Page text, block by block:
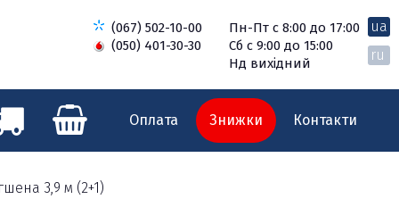
Пн-Пт с 8:00 до 17:00
Сб с 9:00 до 15:00
Нд вихідний
(067) 502-10-00
(050) 401-30-30
ua
ru
Контакти
Оплата Знижки
3,9 м (2+1)